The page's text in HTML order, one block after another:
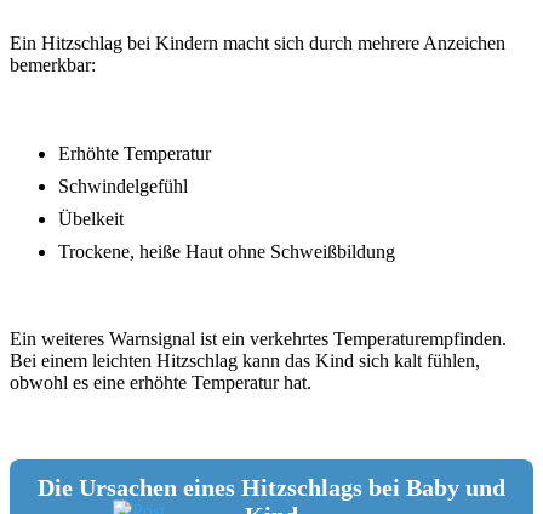
Ein Hitzschlag bei Kindern macht sich durch mehrere Anzeichen
bemerkbar:
Erhöhte Temperatur
Schwindelgefühl
Übelkeit
Trockene, heiße Haut ohne Schweißbildung
Ein weiteres Warnsignal ist ein verkehrtes Temperaturempfinden.
Bei einem leichten Hitzschlag kann das Kind sich kalt fühlen,
obwohl es eine erhöhte Temperatur hat.
Die Ursachen eines Hitzschlags bei Baby und